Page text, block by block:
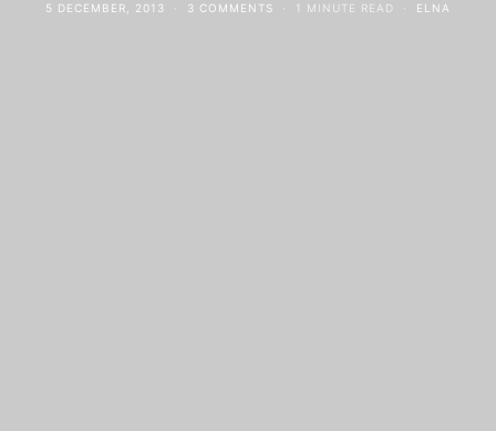
5 DECEMBER, 2013 3 COMMENTS 1 MINUTE READ ELNA